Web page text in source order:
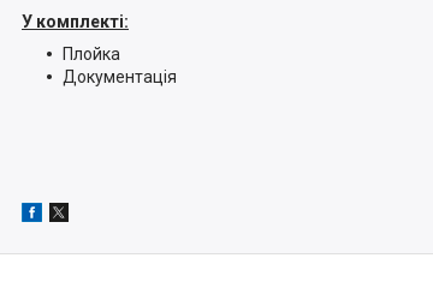
У комплекті:
Плойка
Документація